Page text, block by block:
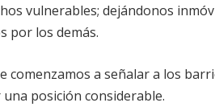
vulnerables; dejándonos
por los demás.
comenzamos a señalar a los
posición considerable.